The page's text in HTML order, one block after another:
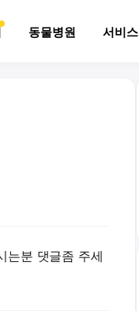
동물병원 서비스
는분 댓글좀 주세